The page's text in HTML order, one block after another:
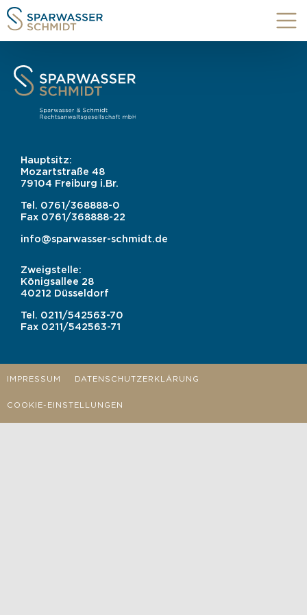
Hauptsitz:
Mozartstraße 48
79104 Freiburg i.Br.
Tel. 0761/368888-0
Fax 0761/368888-22
info@sparwasser-schmidt.de
Zweigstelle:
Königsallee 28
40212 Düsseldorf
Tel. 0211/542563-70
Fax 0211/542563-71
IMPRESSUM DATENSCHUTZERKLÄRUNG
COOKIE-EINSTELLUNGEN